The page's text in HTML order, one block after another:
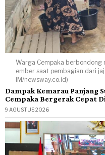
Warga Cempaka
ember saat pembagian dari
IM/newsway.co.id)
Dampak Kemarau Panjang
Cempaka Bergerak Cepat
9 AGUSTUS 2026